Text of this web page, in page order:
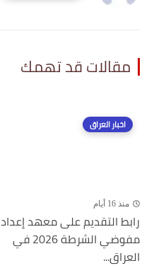
مقالات قد تهمك
اخبار العراق
منذ 16 أيام
رابط التقديم على معهد إعداد
مفوضي الشرطة 2026 في
العراق...